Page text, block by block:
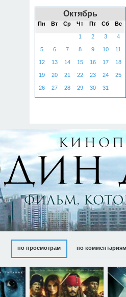
Октябрь
Пн Вт Ср Чт Пт Сб Вс
1 2 3 4
5 6 7 8 9 10 11
12 13 14 15 16 17 18
19 20 21 22 23 24 25
26 27 28 29 30 31
по просмотрам по комментариям